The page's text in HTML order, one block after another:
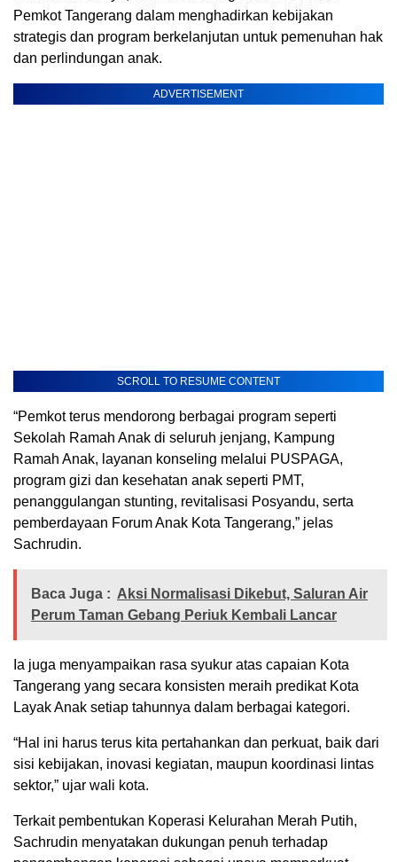
Pemkot Tangerang dalam menghadirkan kebijakan
strategis dan program berkelanjutan untuk pemenuhan hak
dan perlindungan anak.
ADVERTISEMENT
SCROLL TO RESUME CONTENT
“Pemkot terus mendorong berbagai program seperti
Sekolah Ramah Anak di seluruh jenjang, Kampung
Ramah Anak, layanan konseling melalui PUSPAGA,
program gizi dan kesehatan anak seperti PMT,
penanggulangan stunting, revitalisasi Posyandu, serta
pemberdayaan Forum Anak Kota Tangerang,” jelas
Sachrudin.
Baca Juga : Aksi Normalisasi Dikebut, Saluran Air
Perum Taman Gebang Periuk Kembali Lancar
Ia juga menyampaikan rasa syukur atas capaian Kota
Tangerang yang secara konsisten meraih predikat Kota
Layak Anak setiap tahunnya dalam berbagai kategori.
“Hal ini harus terus kita pertahankan dan perkuat, baik dari
sisi kebijakan, inovasi kegiatan, maupun koordinasi lintas
sektor,” ujar wali kota.
Terkait pembentukan Koperasi Kelurahan Merah Putih,
Sachrudin menyatakan dukungan penuh terhadap